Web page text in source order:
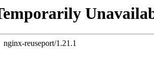
nginx-reuseport/1.21.1